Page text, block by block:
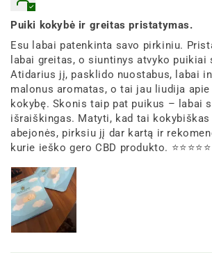
Puiki kokybė ir greitas pristatymas.
Esu labai patenkinta savo pirkiniu.
labai greitas, o siuntinys atvyko puikiai
Atidarius jį, pasklido nuostabus, labai
malonus aromatas, o tai jau liudija
kokybę. Skonis taip pat puikus – labai
išraiškingas. Matyti, kad tai kokybiškas
abejonės, pirksiu jį dar kartą ir
kurie ieško gero CBD produkto. ⭐⭐⭐⭐⭐